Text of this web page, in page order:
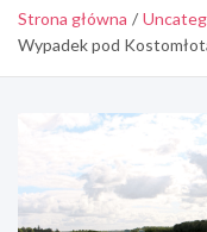
Strona główna
Wypadek pod